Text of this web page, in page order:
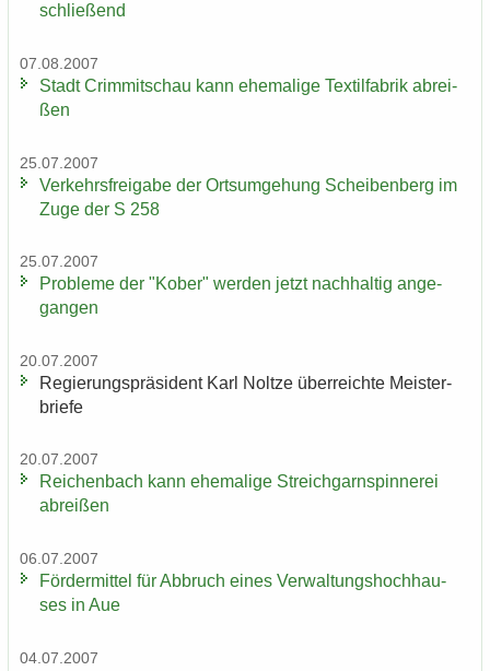
schlie­ßend
07.08.2007
Stadt Crim­mit­schau kann ehe­ma­li­ge Tex­til­fa­brik ab­rei­
ßen
25.07.2007
Ver­kehrs­frei­ga­be der Orts­um­ge­hung Schei­ben­berg im
Zuge der S 258
25.07.2007
Pro­ble­me der "Kober" wer­den jetzt nach­hal­tig an­ge­
gan­gen
20.07.2007
Re­gie­rungs­prä­si­dent Karl Nolt­ze über­reich­te Meis­ter­
brie­fe
20.07.2007
Rei­chen­bach kann ehe­ma­li­ge Streich­garn­spin­ne­rei
ab­rei­ßen
06.07.2007
För­der­mit­tel für Ab­bruch eines Ver­wal­tungs­hoch­hau­
ses in Aue
04.07.2007